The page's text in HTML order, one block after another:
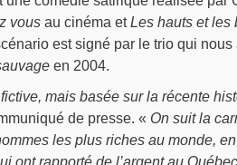
vousau cinéma etLes hauts et les
est signé par le trio qui
en 2004.
mais basée sur la récente
de presse. « On suit la
les plus riches au monde,
ont rapporté de l’argent au